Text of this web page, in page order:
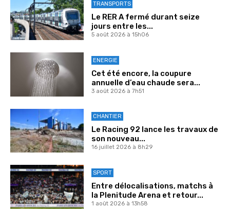
TRANSPORTS
Le RER A fermé durant seize
jours entre les...
5 août 2026 à 15h06
ENERGIE
Cet été encore, la coupure
annuelle d’eau chaude sera...
3 août 2026 à 7h51
CHANTIER
Le Racing 92 lance les travaux de
son nouveau...
16 juillet 2026 à 8h29
SPORT
Entre délocalisations, matchs à
la Plenitude Arena et retour...
1 août 2026 à 13h58